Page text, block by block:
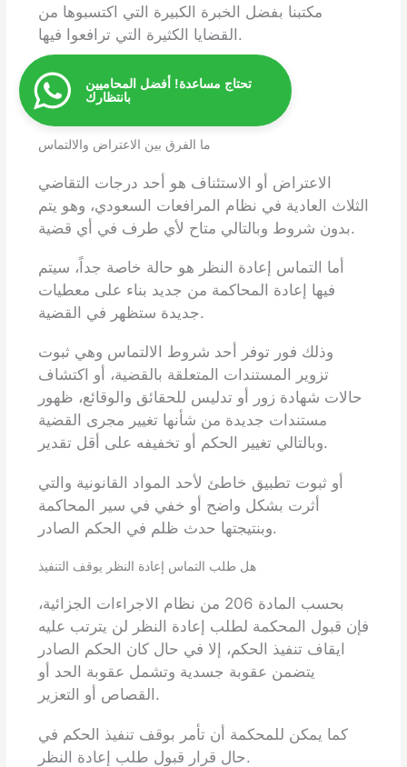
مكتبنا بفضل الخبرة الكبيرة التي اكتسبوها من
القضايا الكثيرة التي ترافعوا فيها.
تحتاج مساعدة! أفضل المحاميين
بانتظارك
ما الفرق بين الاعتراض والالتماس
الاعتراض أو الاستئناف هو أحد درجات التقاضي
الثلاث العادية في نظام المرافعات السعودي، وهو يتم
بدون شروط وبالتالي متاح لأي طرف في أي قضية.
أما التماس إعادة النظر هو حالة خاصة جداً، سيتم
فيها إعادة المحاكمة من جديد بناء على معطيات
جديدة ستظهر في القضية.
وذلك فور توفر أحد شروط الالتماس وهي ثبوت
تزوير المستندات المتعلقة بالقضية، أو اكتشاف
حالات شهادة زور أو تدليس للحقائق والوقائع، ظهور
مستندات جديدة من شأنها تغيير مجرى القضية
وبالتالي تغيير الحكم أو تخفيفه على أقل تقدير.
أو ثبوت تطبيق خاطئ لأحد المواد القانونية والتي
أثرت بشكل واضح أو خفي في سير المحاكمة
وبنتيجتها حدث ظلم في الحكم الصادر.
هل طلب التماس إعادة النظر يوقف التنفيذ
بحسب المادة 206 من نظام الاجراءات الجزائية،
فإن قبول المحكمة لطلب إعادة النظر لن يترتب عليه
ايقاف تنفيذ الحكم، إلا في حال كان الحكم الصادر
يتضمن عقوبة جسدية وتشمل عقوبة الحد أو
القصاص أو التعزير.
كما يمكن للمحكمة أن تأمر بوقف تنفيذ الحكم في
حال قرار قبول طلب إعادة النظر.